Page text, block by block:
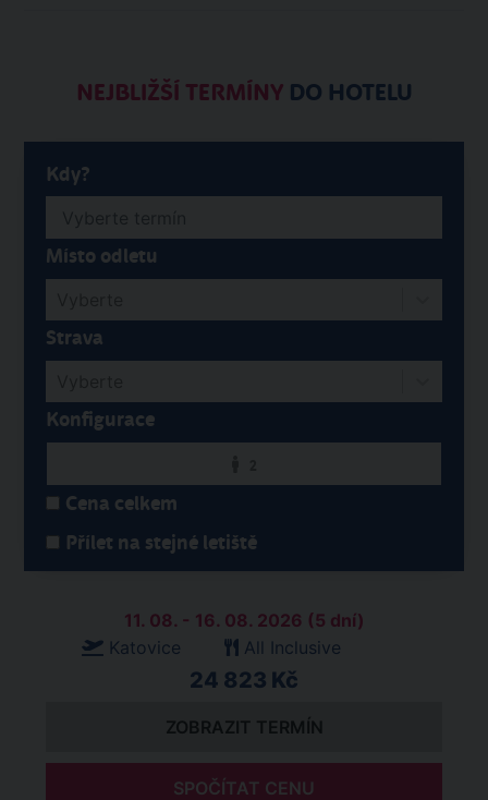
NEJBLIŽŠÍ TERMÍNYDO HOTELU
Kdy?
Místo odletu
Strava
Konfigurace
Cena celkem
Přílet na stejné letiště
11. 08. - 16. 08. 2026 (5 dní)
Katovice
All Inclusive
24 823 Kč
ZOBRAZIT TERMÍN
SPOČÍTAT CENU